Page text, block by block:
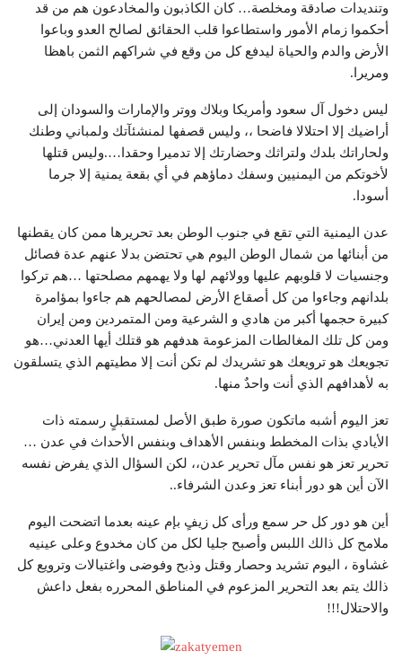
وتنديدات صادقة ومخلصة… كان الكاذبون والمخادعون هم من قد
أحكموا زمام الأمور واستطاعوا قلب الحقائق لصالح العدو وباعوا
الأرض والدم والحياة ليدفع كل من وقع في شراكهم الثمن باهظا
ومريرا.
ليس دخول آل سعود وأمريكا وبلاك ووتر والإمارات والسودان إلى
أراضيك إلا احتلالا فاضحا ،، وليس قصفها لمنشئآتك ولمباني وطنك
ولحاراتك بلدك ولتراثك وحضارتك إلا تدميرا وحقدا….وليس قتلها
لأخوتكم من اليمنيين وسفك دماؤهم في أي بقعة يمنية إلا جرما
أسودا.
عدن اليمنية التي تقع في جنوب الوطن بعد تحريرها ممن كان يقطنها
من أبنائها من شمال الوطن اليوم هي تحتضن بدلا عنهم عدة فصائل
وجنسيات لا قلوبهم عليها وولائهم لها ولا يهمهم مصلحتها …هم تركوا
بلدانهم وجاءوا من كل أصقاع الأرض لمصالحهم هم جاءوا بمؤامرة
كبيرة حجمها أكبر من هادي و الشرعية ومن المتمردين ومن إيران
ومن كل تلك المغالطات المزعومة هدفهم هو قتلك أيها العدني…هو
تجويعك هو ترويعك هو تشريدك لم تكن أنت إلا مطيتهم الذي يتسلقون
به لأهدافهم الذي أنت واحدٌ منها.
تعز اليوم أشبه ماتكون صورة طبق الأصل لمستقبلٍ رسمته ذات
الأيادي بذات المخطط وبنفس الأهداف وبنفس الأحداث في عدن …
تحرير تعز هو نفس مآل تحرير عدن،، لكن السؤال الذي يفرض نفسه
الآن أين هو دور أبناء تعز وعدن الشرفاء..
أين هو دور كل حر سمع ورأى كل زيفٍ بإم عينه بعدما اتضحت اليوم
ملامح كل ذالك اللبس وأصبح جليا لكل من كان مخدوع وعلى عينيه
غشاوة ، اليوم تشريد وحصار وقتل وذبح وفوضى واغتيالات وترويع كل
ذالك يتم بعد التحرير المزعوم في المناطق المحرره بفعل داعش
والاحتلال!!!